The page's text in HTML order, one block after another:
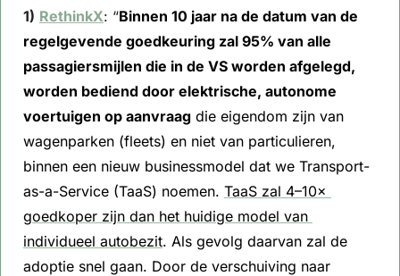
1) RethinkX: “Binnen 10 jaar na de datum van de
regelgevende goedkeuring zal 95% van alle
passagiersmijlen die in de VS worden afgelegd,
worden bediend door elektrische, autonome
voertuigen op aanvraag die eigendom zijn van
wagenparken (fleets) en niet van particulieren,
binnen een nieuw businessmodel dat we Transport-
as-a-Service (TaaS) noemen. TaaS zal 4–10×
goedkoper zijn dan het huidige model van
individueel autobezit. Als gevolg daarvan zal de
adoptie snel gaan. Door de verschuiving naar